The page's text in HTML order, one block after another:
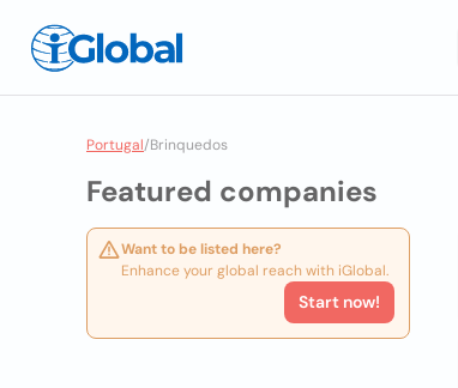
Portugal/Brinquedos
Featured companies
Want to be listed here?
Enhance your global reach with iGlobal.
Start now!